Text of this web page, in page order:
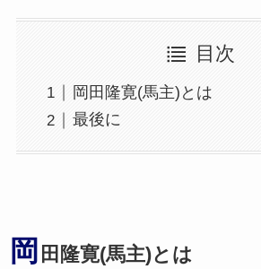
目次
岡田隆寛(馬主)とは
最後に
岡 田隆寛(馬主)とは